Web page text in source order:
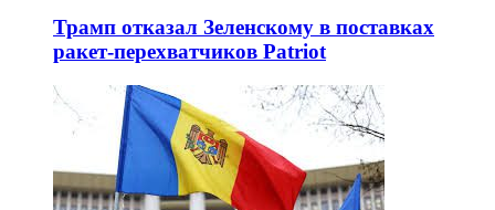
Трамп отказал Зеленскому в поставках
ракет-перехватчиков Patriot